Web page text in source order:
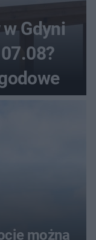
Gdyni
można